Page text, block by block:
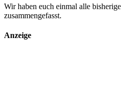
Wir haben euch einmal alle
zusammengefasst.
Anzeige